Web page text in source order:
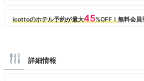
詳細情報